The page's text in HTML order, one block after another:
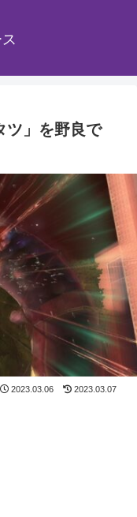
ツ」を野良で
2023.03.06 2023.03.07